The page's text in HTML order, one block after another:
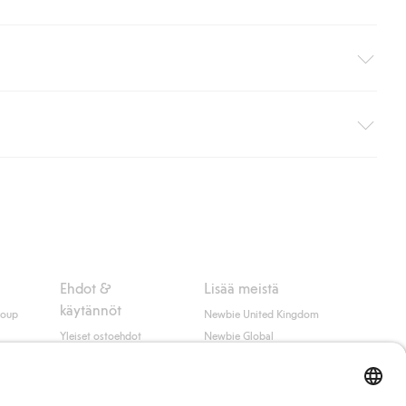
(ei koske kotiinkuljetusta). Toimituskulut
Ehdot &
käytännöt
Yleiset ostoehdot
Lisää meistä
Newbie United Kingdom
Newbie Global